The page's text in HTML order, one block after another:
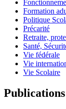
Formation
Politique
Précarité
Retraite,
Santé,
Vie fédérale
Vie
Vie Scolaire
Publications